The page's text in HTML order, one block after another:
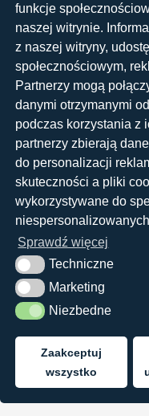
funkcje
naszej witrynie.
z naszej witryny,
społecznościowym,
Partnerzy mogą
danymi otrzymanymi
podczas korzystania z
partnerzy zbierają
do personalizacji
skuteczności a pliki
wykorzystywane do
Sprawdź więcej
TechniczneTechniczne
MarketingMarketing
NiezbedneNiezbedne
Zaakceptuj
wszystko
www.osiedlerzaska.pl
budynku mają
zagospodarowanie
etapie realizacji.
oraz funkcjonalność
Prawa do używania,
danych i
internetowej
dnia 4 lutego 1994 r. o
(Dz. U. 2006 Nr 90
danych lub
celach wymaga
O.OW przypadku
o kontakt na adres: